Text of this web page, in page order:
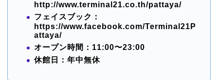
http://www.terminal21.co.th/pattaya/
フェイスブック：
https://www.facebook.com/Terminal21P
attaya/
オープン時間：11:00〜23:00
休館日：年中無休